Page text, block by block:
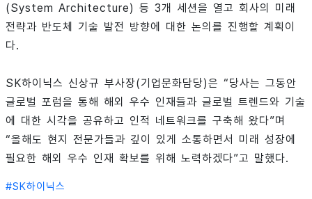
(System Architecture) 등 3개 세션을 열고 회사의 미래
전략과 반도체 기술 발전 방향에 대한 논의를 진행할 계획이
다.
SK하이닉스 신상규 부사장(기업문화담당)은 “당사는 그동안
글로벌 포럼을 통해 해외 우수 인재들과 글로벌 트렌드와 기술
에 대한 시각을 공유하고 인적 네트워크를 구축해 왔다”며
“올해도 현지 전문가들과 깊이 있게 소통하면서 미래 성장에
필요한 해외 우수 인재 확보를 위해 노력하겠다”고 말했다.
#SK하이닉스